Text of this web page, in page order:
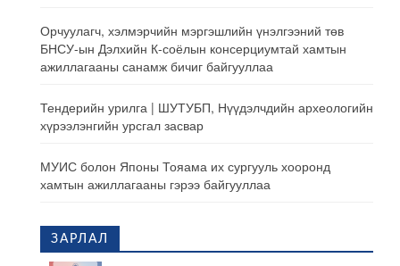
Орчуулагч, хэлмэрчийн мэргэшлийн үнэлгээний төв
БНСУ-ын Дэлхийн К-соёлын консерциумтай хамтын
ажиллагааны санамж бичиг байгууллаа
Тендерийн урилга | ШУТУБП, Нүүдэлчдийн археологийн
хүрээлэнгийн урсгал засвар
МУИС болон Японы Тояама их сургууль хооронд
хамтын ажиллагааны гэрээ байгууллаа
ЗАРЛАЛ